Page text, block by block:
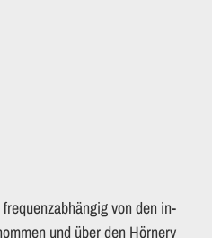
von den in­
und über den Hör­nerv